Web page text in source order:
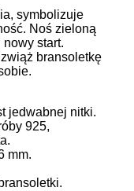
symbolizuje
Noś zieloną
nowy start.
bransoletkę
jedwabnej nitki.
925,
mm.